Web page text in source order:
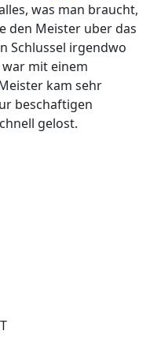
was man braucht,
den Meister uber das
Schlussel irgendwo
mit einem
kam sehr
beschaftigen
gelost.